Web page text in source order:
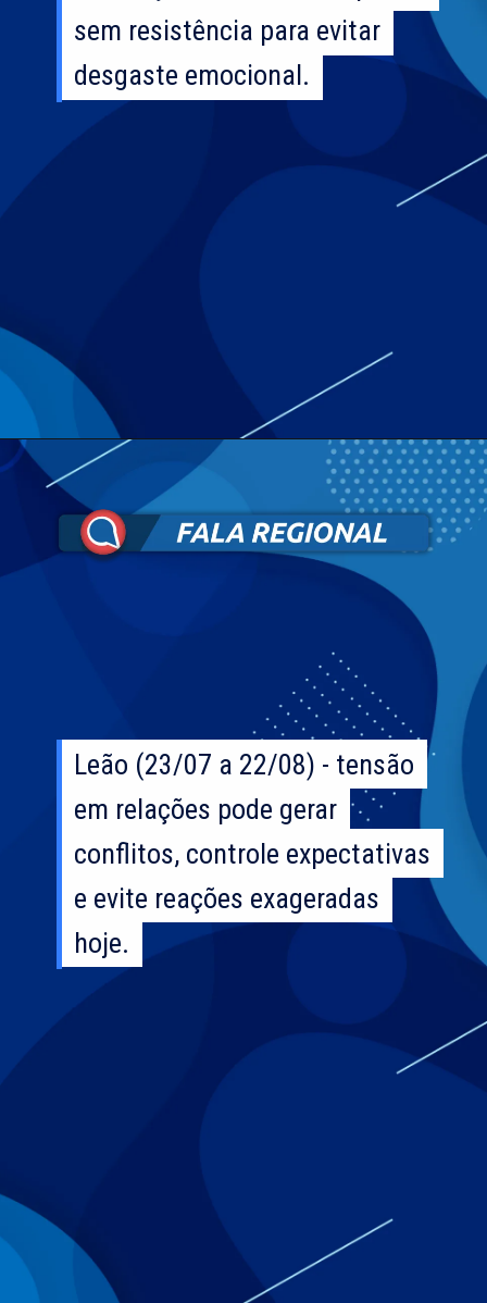
sem resistência para evitar
desgaste emocional.
sem resistência para evitar
desgaste emocional.
Leão (23/07 a 22/08) - tensão
em relações pode gerar
conflitos, controle expectativas
e evite reações exageradas
hoje.
Leão (23/07 a 22/08) - tensão
em relações pode gerar
conflitos, controle expectativas
e evite reações exageradas
hoje.